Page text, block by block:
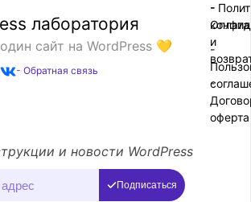
лаборатория
сайт на WordPress 💛
- Обратная связь
-
-
-
Оплата
и
-
оферта
и новости WordPress
Подписаться